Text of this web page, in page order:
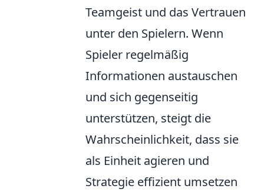
Teamgeist und das Vertrauen
unter den Spielern. Wenn
Spieler regelmäßig
Informationen austauschen
und sich gegenseitig
unterstützen, steigt die
Wahrscheinlichkeit, dass sie
als Einheit agieren und
Strategie effizient umsetzen